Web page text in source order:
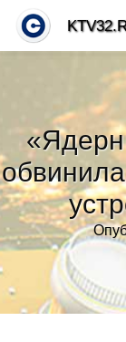
Тренды
Рубрики»
Правила
Контакт»